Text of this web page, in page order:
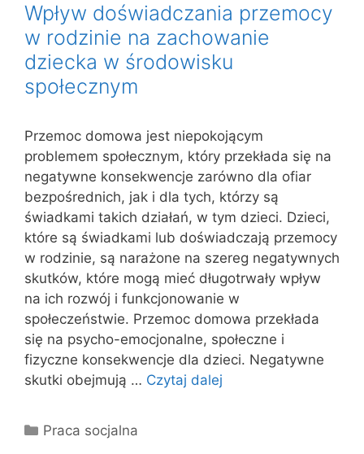
Wpływ doświadczania przemocy
w rodzinie na zachowanie
dziecka w środowisku
społecznym
Przemoc domowa jest niepokojącym
problemem społecznym, który przekłada się na
negatywne konsekwencje zarówno dla ofiar
bezpośrednich, jak i dla tych, którzy są
świadkami takich działań, w tym dzieci. Dzieci,
które są świadkami lub doświadczają przemocy
w rodzinie, są narażone na szereg negatywnych
skutków, które mogą mieć długotrwały wpływ
na ich rozwój i funkcjonowanie w
społeczeństwie. Przemoc domowa przekłada
się na psycho-emocjonalne, społeczne i
fizyczne konsekwencje dla dzieci. Negatywne
skutki obejmują … Czytaj dalej
Kategorie
Praca socjalna